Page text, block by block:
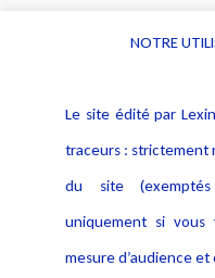
Alerte professionnelle
Déclaration d'accessibilité
Notice Légale
Politique de protection
données
NOTRE
Le site édité par
traceurs : strictement
du site
uniquement si vous
mesure d’audience et